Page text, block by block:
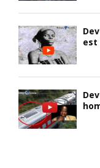
est